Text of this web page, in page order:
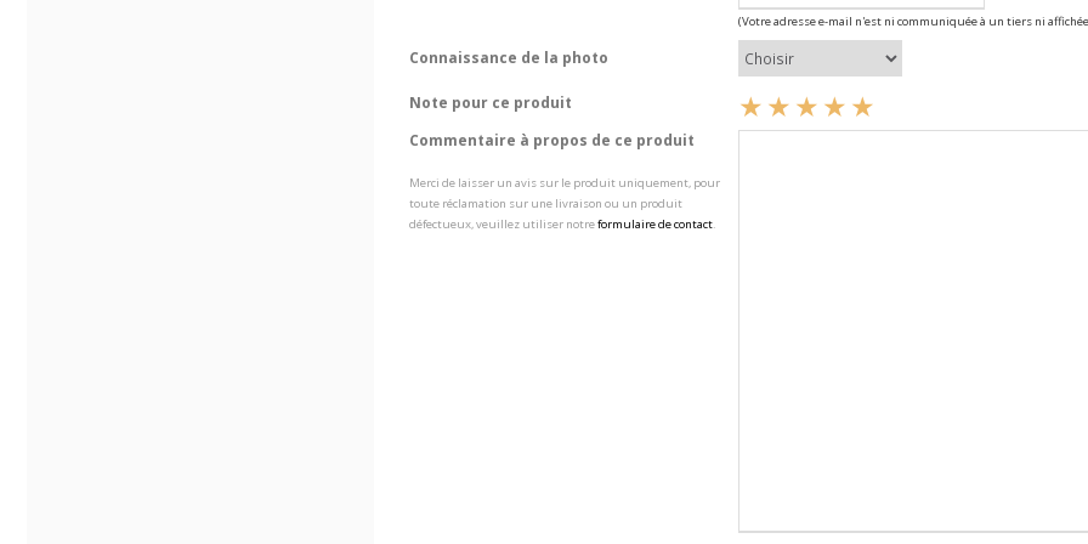
(Votre adresse e-mail n'est ni communiquée à un tiers ni
Connaissance de la photo
Note pour ce produit
Commentaire à propos de ce produit
Merci de laisser un avis sur le produit uniquement, pour
toute réclamation sur une livraison ou un produit
défectueux, veuillez utiliser notreformulaire de contact.